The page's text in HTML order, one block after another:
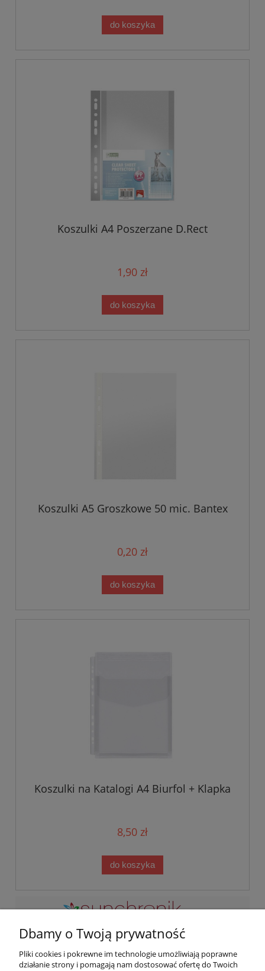
do koszyka
Koszulki A4 Poszerzane D.Rect
1,90 zł
do koszyka
Koszulki A5 Groszkowe 50 mic. Bantex
0,20 zł
do koszyka
Koszulki na Katalogi A4 Biurfol + Klapka
8,50 zł
do koszyka
godzinach naszej pracy. Odwiedź nas osobicie pod adresem:
Dbamy o Twoją prywatność
Pliki cookies i pokrewne im technologie umożliwiają poprawne
działanie strony i pomagają nam dostosować ofertę do Twoich